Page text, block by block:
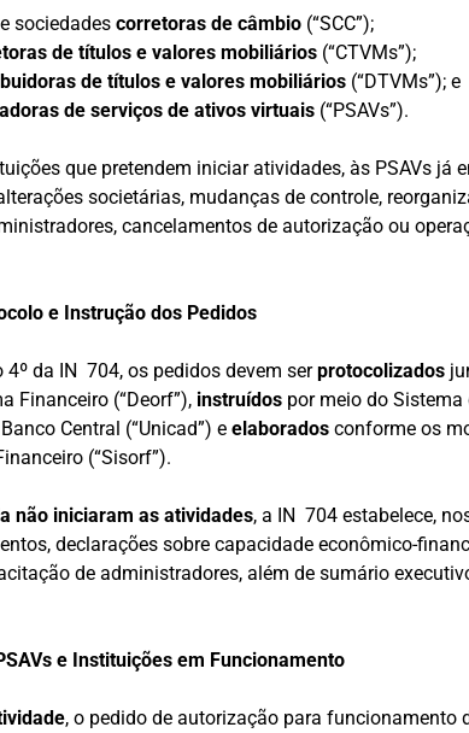
sociedades corretoras de câmbio (“SCC”);
de títulos e valores mobiliários (“CTVMs”);
de títulos e valores mobiliários (“DTVMs”); e
de serviços de ativos virtuais (“PSAVs”).
que pretendem iniciar atividades, às PSAVs já
societárias, mudanças de controle,
cancelamentos de autorização ou
e Instrução dos Pedidos
4º da IN 704, os pedidos devem serprotocolizados
Financeiro (“Deorf”), instruídos por meio do
Central (“Unicad”) e elaborados conforme os
(“Sisorf”).
não iniciaram as atividades, a IN 704 estabelece,
declarações sobre capacidade econômico-
de administradores, além de sumário
e Instituições em Funcionamento
, o pedido de autorização para funcionamento